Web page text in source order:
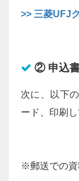
>> 三菱UFJ
② 申込
次に、以下
ード、印刷し
※郵送での資